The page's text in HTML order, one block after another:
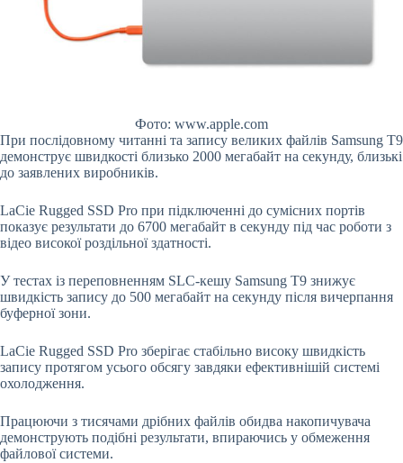
Фото: www.apple.com
При послідовному читанні та запису великих файлів Samsung T9
демонструє швидкості близько 2000 мегабайт на секунду, близькі
до заявлених виробників.
LaCie Rugged SSD Pro при підключенні до сумісних портів
показує результати до 6700 мегабайт в секунду під час роботи з
відео високої роздільної здатності.
У тестах із переповненням SLC-кешу Samsung T9 знижує
швидкість запису до 500 мегабайт на секунду після вичерпання
буферної зони.
LaCie Rugged SSD Pro зберігає стабільно високу швидкість
запису протягом усього обсягу завдяки ефективнішій системі
охолодження.
Працюючи з тисячами дрібних файлів обидва накопичувача
демонструють подібні результати, впираючись у обмеження
файлової системи.